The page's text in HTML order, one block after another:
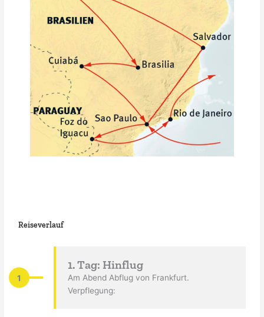
Reiseverlauf
1
1. Tag: Hinflug
Am Abend Abflug von Frankfurt.
Verpflegung: